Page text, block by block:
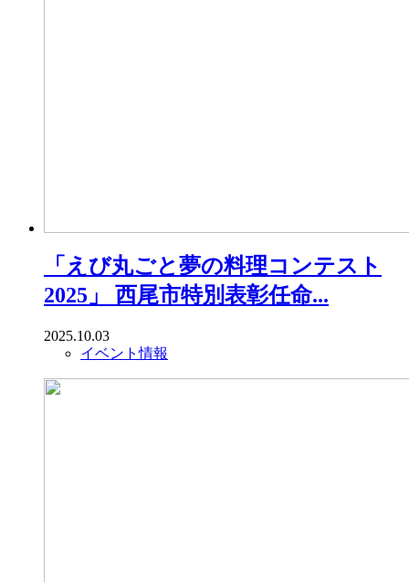
「えび丸ごと夢の料理コンテスト
2025」 西尾市特別表彰任命...
2025.10.03
イベント情報